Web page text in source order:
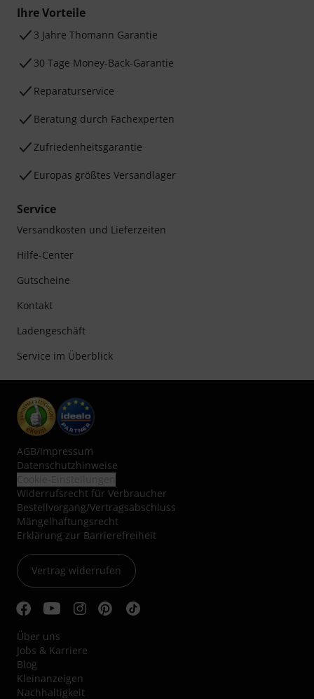
Ihre Vorteile
3 Jahre Thomann Garantie
30 Tage Money-Back-Garantie
Reparaturservice
Beratung durch Fachexperten
Zufriedenheitsgarantie
Europas größtes Versandlager
Service
Versandkosten und Lieferzeiten
Hilfe-Center
Gutscheine
Kontakt
Ladengeschäft
Service im Überblick
AGB/Impressum
Datenschutzhinweise
Widerrufsrecht für Verbraucher
Bestellvorgang/Vertragsabschluss
Mängelhaftungsrecht
Erklärung zur Barrierefreiheit
Vertrag widerrufen
Über uns
Jobs & Karriere
Blog
Kleinanzeigen
Nachhaltigkeit